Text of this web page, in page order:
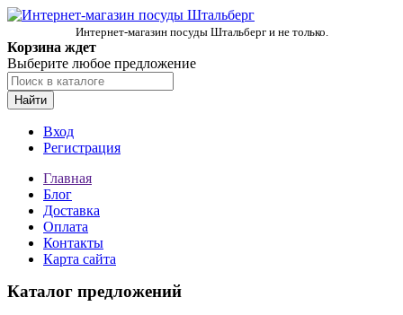
Интернет-магазин посуды Штальберг и не только.
Корзина ждет
Выберите любое предложение
Найти
Вход
Регистрация
Главная
Блог
Доставка
Оплата
Контакты
Карта сайта
Каталог предложений